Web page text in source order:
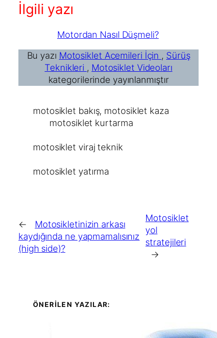
İlgili yazı
Motordan Nasıl Düşmeli?
Bu yazı Motosiklet Acemileri İçin , Sürüş
Teknikleri , Motosiklet Videoları
kategorilerinde yayınlanmıştır
motosiklet bakış, motosiklet kaza
motosiklet kurtarma
motosiklet viraj teknik
motosiklet yatırma
←
Motosikletinizin arkası
kaydığında ne yapmamalısınız
(high side)?
Motosiklet
yol
stratejileri
→
ÖNERİLEN YAZILAR: